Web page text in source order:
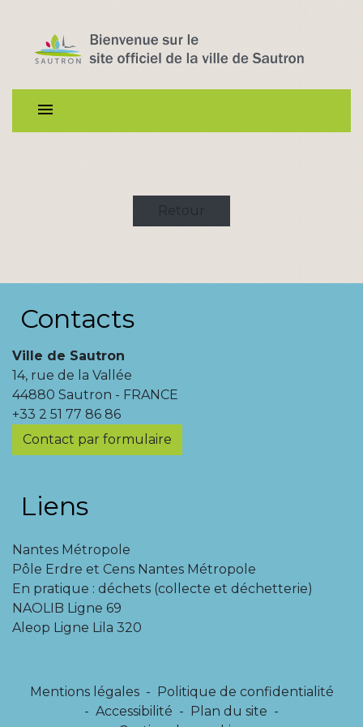
menu
Retour
Contacts
Ville de Sautron
14, rue de la Vallée
44880 Sautron - FRANCE
+33 2 51 77 86 86
Contact par formulaire
Liens
Nantes Métropole
Pôle Erdre et Cens Nantes Métropole
En pratique : déchets (collecte et déchetterie)
NAOLIB Ligne 69
Aleop Ligne Lila 320
Mentions légales - Politique de confidentialité
- Accessibilité - Plan du site -